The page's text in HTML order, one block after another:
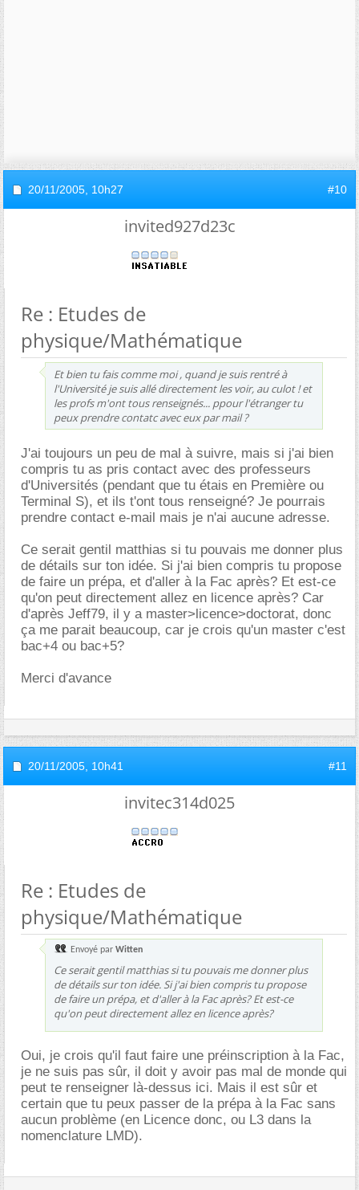
20/11/2005, 10h27 #10
invited927d23c
Re : Etudes de
physique/Mathématique
Et bien tu fais comme moi , quand je suis rentré à
l'Université je suis allé directement les voir, au culot ! et
les profs m'ont tous renseignés... ppour l'étranger tu
peux prendre contatc avec eux par mail ?
J'ai toujours un peu de mal à suivre, mais si j'ai bien
compris tu as pris contact avec des professeurs
d'Universités (pendant que tu étais en Première ou
Terminal S), et ils t'ont tous renseigné? Je pourrais
prendre contact e-mail mais je n'ai aucune adresse.
Ce serait gentil matthias si tu pouvais me donner plus
de détails sur ton idée. Si j'ai bien compris tu propose
de faire un prépa, et d'aller à la Fac après? Et est-ce
qu'on peut directement allez en licence après? Car
d'après Jeff79, il y a master>licence>doctorat, donc
ça me parait beaucoup, car je crois qu'un master c'est
bac+4 ou bac+5?
Merci d'avance
20/11/2005, 10h41 #11
invitec314d025
Re : Etudes de
physique/Mathématique
Envoyé par Witten
Ce serait gentil matthias si tu pouvais me donner plus
de détails sur ton idée. Si j'ai bien compris tu propose
de faire un prépa, et d'aller à la Fac après? Et est-ce
qu'on peut directement allez en licence après?
Oui, je crois qu'il faut faire une préinscription à la Fac,
je ne suis pas sûr, il doit y avoir pas mal de monde qui
peut te renseigner là-dessus ici. Mais il est sûr et
certain que tu peux passer de la prépa à la Fac sans
aucun problème (en Licence donc, ou L3 dans la
nomenclature LMD).